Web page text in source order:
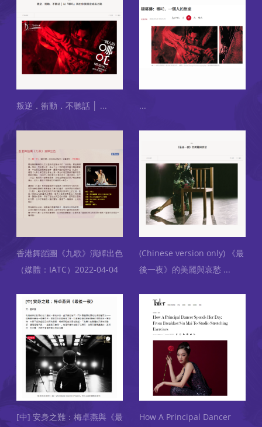
叛逆．衝動．不聽話 │ ... ...
香港舞蹈團《九歌》演繹出色
（媒體：IATC）2022-04-04
(Chinese version only) 《最
後一夜》的美麗與哀愁 ...
[中] 安身之難：梅卓燕與《最
How A Principal Dancer